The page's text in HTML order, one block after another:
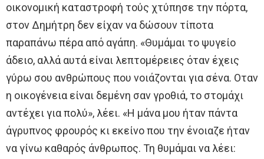
οικονομική καταστροφή τούς χτύπησε την πόρτα,
στον Δημήτρη δεν είχαν να δώσουν τίποτα
παραπάνω πέρα από αγάπη. «Θυμάμαι το ψυγείο
άδειο, αλλά αυτά είναι λεπτομέρειες όταν έχεις
γύρω σου ανθρώπους που νοιάζονται για σένα. Οταν
η οικογένεια είναι δεμένη σαν γροθιά, το στομάχι
αντέχει για πολύ», λέει. «Η μάνα μου ήταν πάντα
άγρυπνος φρουρός κι εκείνο που την ένοιαζε ήταν
να γίνω καθαρός άνθρωπος. Τη θυμάμαι να λέει: